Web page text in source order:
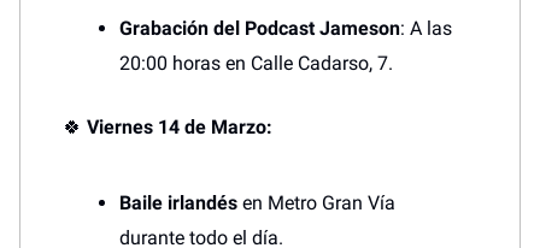
Grabación del Podcast Jameson: A las
20:00 horas en Calle Cadarso, 7.
🍀 Viernes 14 de Marzo:
Baile irlandés en Metro Gran Vía
durante todo el día.